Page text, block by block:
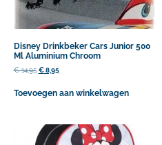
Disney Drinkbeker Cars Junior 500
Ml Aluminium Chroom
€14,95 €8,95
Toevoegen aan winkelwagen